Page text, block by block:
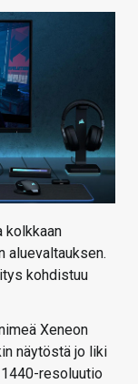
kolkkaan
aluevaltauksen.
kohdistuu
Xeneon
näytöstä jo liki
resoluutio